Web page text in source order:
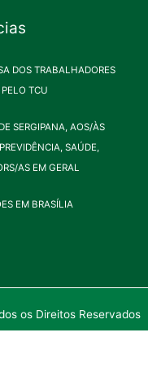
DOS TRABALHADORES
PELO TCU
SERGIPANA, AOS/ÀS
SAÚDE,
AS EM GERAL
EM BRASÍLIA
os Direitos Reservados